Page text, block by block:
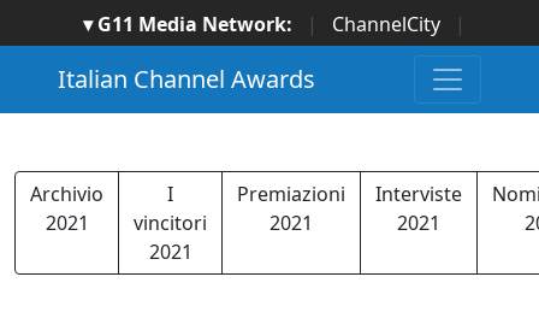
▾ G11 Media Network: | ChannelCity
|
ImpresaCity | SecurityOpenLab | Italian Channel
Awards | Italian Project Awards
Italian Security
Awards | ...
Italian Channel Awards
Archivio
2021
I
vincitori
2021
Premiazioni
2021
Interviste
2021